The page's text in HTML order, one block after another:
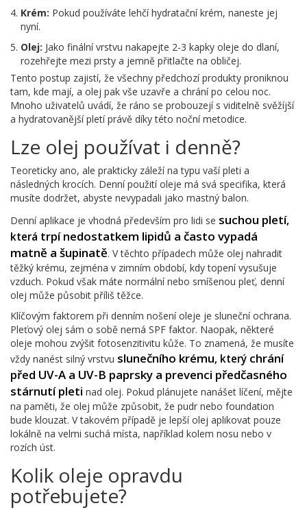
Krém: Pokud používáte lehčí hydratační krém, naneste jej
nyní.
Olej: Jako finální vrstvu nakapejte 2-3 kapky oleje do dlaní,
rozehřejte mezi prsty a jemně přitlačte na obličej.
Tento postup zajistí, že všechny předchozí produkty proniknou
tam, kde mají, a olej pak vše uzavře a chrání po celou noc.
Mnoho uživatelů uvádí, že ráno se probouzejí s viditelně svěžíjší
a hydratovanější pletí právě díky této noční metodice.
Lze olej používat i denně?
Teoreticky ano, ale prakticky záleží na typu vaší pleti a
následných krocích. Denní použití oleje má svá specifika, která
musíte dodržet, abyste nevypadali jako mastný balon.
Denní aplikace je vhodná především pro lidi se suchou pletí,
která trpí nedostatkem lipidů a často vypadá
matně a šupinatě. V těchto případech může olej nahradit
těžký krému, zejména v zimním období, kdy topení vysušuje
vzduch. Pokud však máte normální nebo smíšenou pleť, denní
olej může působit příliš těžce.
Klíčovým faktorem při denním nošení oleje je sluneční ochrana.
Pleťový olej sám o sobě nemá SPF faktor. Naopak, některé
oleje mohou zvýšit fotosenzitivitu kůže. To znamená, že musíte
vždy nanést silný vrstvu slunečního krému, který chrání
před UV-A a UV-B paprsky a prevenci předčasného
stárnutí pleti nad olej. Pokud plánujete nanášet líčení, mějte
na paměti, že olej může způsobit, že pudr nebo foundation
bude klouzat. V takovém případě je lepší olej aplikovat pouze
lokálně na velmi suchá místa, například kolem nosu nebo v
rozích úst.
Kolik oleje opravdu
potřebujete?